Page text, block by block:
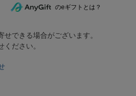
のeギフトとは？
できる場合がございます。
ださい。